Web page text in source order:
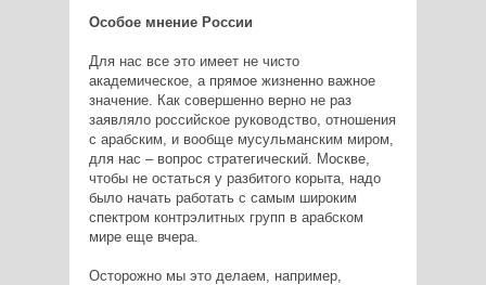
Особое мнение России
Для нас все это имеет не чисто
академическое, а прямое жизненно важное
значение. Как совершенно верно не раз
заявляло российское руководство, отношения
с арабским, и вообще мусульманским миром,
для нас – вопрос стратегический. Москве,
чтобы не остаться у разбитого корыта, надо
было начать работать с самым широким
спектром контрэлитных групп в арабском
мире еще вчера.
Осторожно мы это делаем, например,